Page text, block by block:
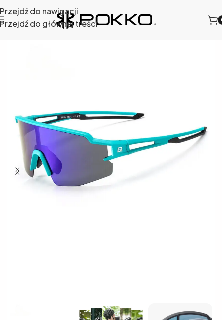
Przejdź do nawigacji
Przejdź do głównej treści